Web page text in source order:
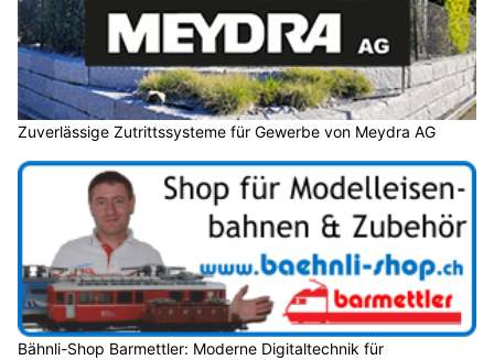
Zuverlässige Zutrittssysteme für Gewerbe von Meydra AG
Bähnli-Shop Barmettler: Moderne Digitaltechnik für